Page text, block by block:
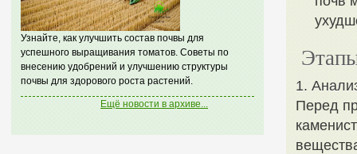
Узнайте, как улучшить состав почвы для
успешного выращивания томатов. Советы по
внесению удобрений и улучшению структуры
почвы для здорового роста растений.
Ещё новости в архиве...
1.
Перед